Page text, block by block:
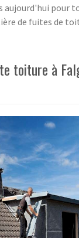
pour
de fuites de
toiture à